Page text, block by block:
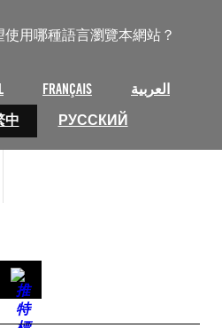
使用哪種語言瀏覽本網站？
FRANÇAIS
العربية
中 РУССКИЙ